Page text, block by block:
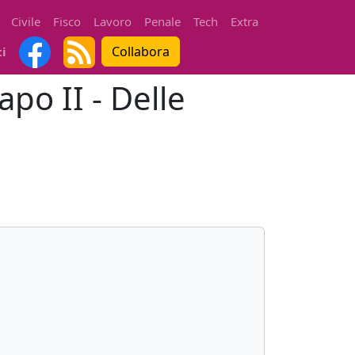
Civile Fisco Lavoro Penale Tech
Extra
Collabora
II - Delle